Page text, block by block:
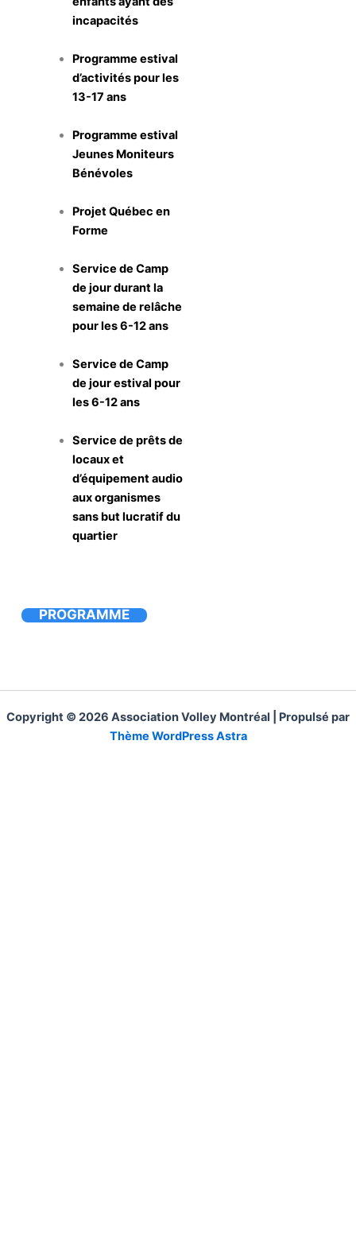
incapacités
Programme estival
d’activités pour les
13-17 ans
Programme estival
Jeunes Moniteurs
Bénévoles
Projet Québec en
Forme
Service de Camp
de jour durant la
semaine de relâche
pour les 6-12 ans
Service de Camp
de jour estival pour
les 6-12 ans
Service de prêts de
locaux et
d’équipement audio
aux organismes
sans but lucratif du
quartier
PROGRAMME
Copyright © 2026 Association Volley Montréal | Propulsé par
Thème WordPress Astra